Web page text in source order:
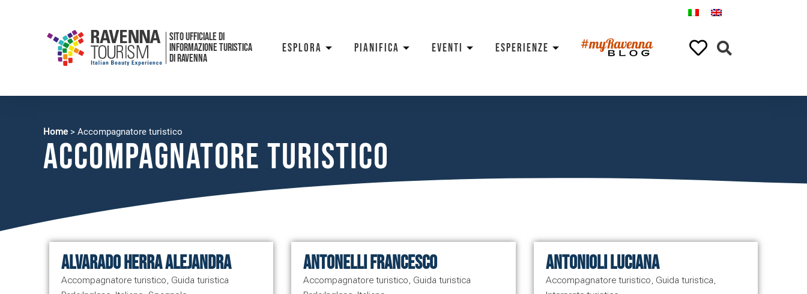
SITO UFFICIALE DI
INFORMAZIONE TURISTICA
DI RAVENNA
ESPLORA PIANIFICA EVENTI ESPERIENZE
Home > Accompagnatore turistico
Accompagnatore turistico
Alvarado Herra Alejandra
Accompagnatore turistico, Guida turistica
Antonelli Francesco
Accompagnatore turistico, Guida turistica
Antonioli Luciana
Accompagnatore turistico, Guida turistica,